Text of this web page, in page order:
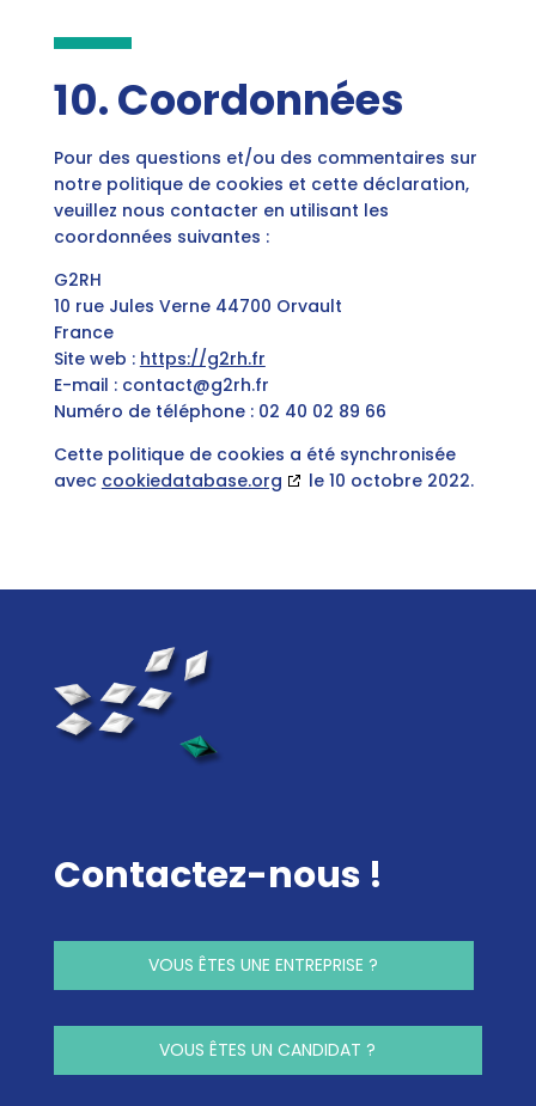
10. Coordonnées
Pour des questions et/ou des commentaires sur
notre politique de cookies et cette déclaration,
veuillez nous contacter en utilisant les
coordonnées suivantes :
G2RH
10 rue Jules Verne 44700 Orvault
France
Site web : https://g2rh.fr
E-mail : contact@g2rh.fr
Numéro de téléphone : 02 40 02 89 66
Cette politique de cookies a été synchronisée
avec cookiedatabase.org le 10 octobre 2022.
Contactez-nous !
VOUS ÊTES UNE ENTREPRISE ?
VOUS ÊTES UN CANDIDAT ?